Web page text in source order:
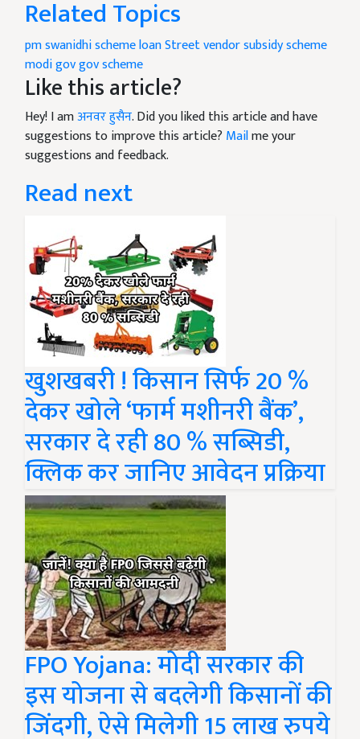
Related Topics
pm swanidhi schemeloan Street vendorsubsidy scheme
modi govgov scheme
Like this article?
Hey! I amअनवर हुसैन. Did you liked this article and have
suggestions to improve this article? Mailme your
suggestions and feedback.
Read next
खुशखबरी ! किसान सिर्फ 20 %
देकर खोले ‘फार्म मशीनरी बैंक’,
सरकार दे रही 80 % सब्सिडी,
क्लिक कर जानिए आवेदन प्रक्रिया
FPO Yojana: मोदी सरकार की
इस योजना से बदलेगी किसानों की
जिंदगी, ऐसे मिलेगी 15 लाख रुपये